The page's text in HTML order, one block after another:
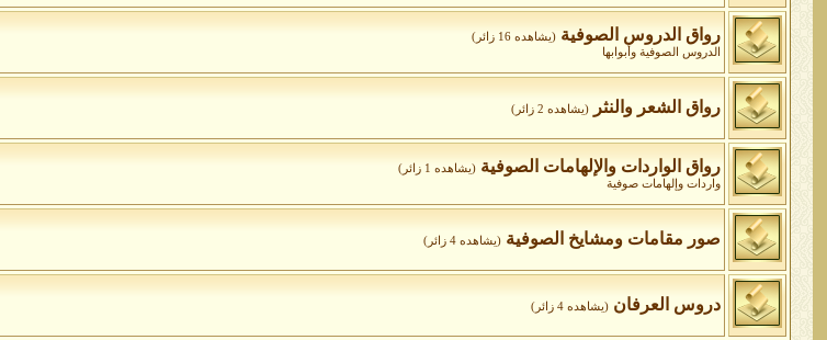
رواق الدروس الصوفية (يشاهده 16 زائر)
الدروس الصوفية وأبوابها
رواق الشعر والنثر (يشاهده 2 زائر)
رواق الواردات واﻹلهامات الصوفية (يشاهده 1 زائر)
واردات وإلهامات صوفية
صور مقامات ومشايخ الصوفية (يشاهده 4 زائر)
دروس العرفان (يشاهده 4 زائر)